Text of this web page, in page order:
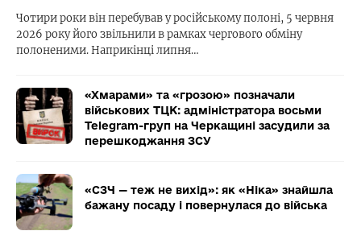
Чотири роки він перебував у російському полоні, 5 червня
2026 року його звільнили в рамках чергового обміну
полоненими. Наприкінці липня…
«Хмарами» та «грозою» позначали
військових ТЦК: адміністратора восьми
Telegram-груп на Черкащині засудили за
перешкоджання ЗСУ
«СЗЧ — теж не вихід»: як «Ніка» знайшла
бажану посаду і повернулася до війська